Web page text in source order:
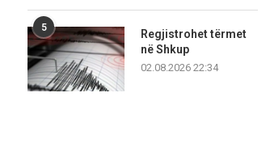
5
Regjistrohet tërmet
në Shkup
02.08.2026 22:34